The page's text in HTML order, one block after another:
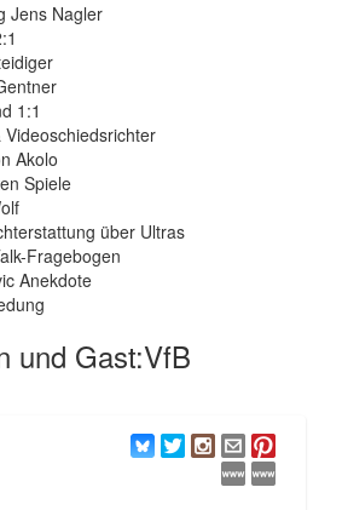
Jens Nagler
1:1
Akolo
Spiele
über Ultras
Fragebogen
Anekdote
und Gast:VfB